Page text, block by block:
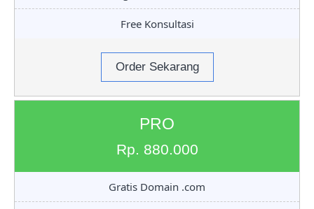
Free Konsultasi
Order Sekarang
PRO
Rp. 880.000
Gratis Domain .com